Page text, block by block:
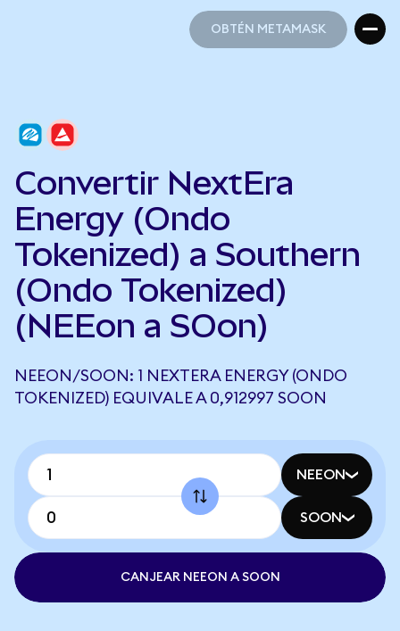
OBTÉN METAMASK
Convertir NextEra
Energy (Ondo
Tokenized) a Southern
(Ondo Tokenized)
(NEEon a SOon)
NEEON/SOON: 1 NEXTERA ENERGY (ONDO
TOKENIZED) EQUIVALE A 0,912997 SOON
NEEON
SOON
CANJEAR NEEON A SOON